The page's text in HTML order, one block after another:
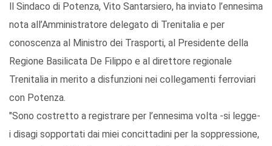
ll Sindaco di Potenza, Vito Santarsiero, ha inviato l’ennesima
nota all’Amministratore delegato di Trenitalia e per
conoscenza al Ministro dei Trasporti, al Presidente della
Regione Basilicata De Filippo e al direttore regionale
Trenitalia in merito a disfunzioni nei collegamenti ferroviari
con Potenza.
"Sono costretto a registrare per l’ennesima volta -si legge-
i disagi sopportati dai miei concittadini per la soppressione,